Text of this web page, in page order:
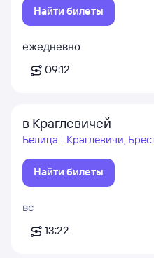
Найти билеты
ежедневно
09:12
в Краглевичей
Белица - Краглевичи,
Найти билеты
вс
13:22